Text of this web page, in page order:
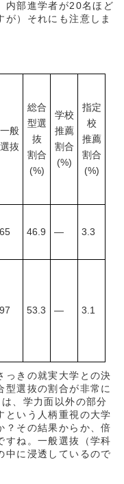
内部進学者が20名ほど
が）それにも注意しま
一般
選抜
総合
型選
抜
割合
(%)
学校
推薦
割合
(%)
指定
校
推薦
割合
(%)
65 46.9 ― 3.3
97 53.3 ― 3.1
っきの就実大学との決
型選抜の割合が非常に
、学力面以外の部分
という人柄重視の大学
？その結果からか、倍
すね。一般選抜（学科
中に浸透しているので